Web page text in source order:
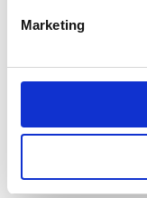
Marketing
Hensatte
Årets balance